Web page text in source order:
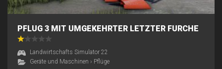
PFLUG 3 MIT UMGEKEHRTER LETZTER FURCHE
Landwirtschafts Simulator 22
Geräte und Maschinen › Pflüge